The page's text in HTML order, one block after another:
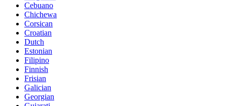
Cebuano
Chichewa
Corsican
Croatian
Dutch
Estonian
Filipino
Finnish
Frisian
Galician
Georgian